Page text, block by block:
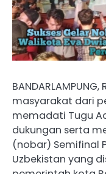
BANDARLAMPUNG,
masyarakat dari
memadati Tugu
dukungan serta
(nobar) Semifinal
Uzbekistan yang